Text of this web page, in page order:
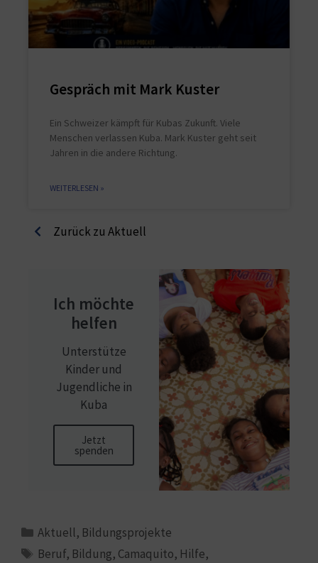
Gespräch mit Mark Kuster
Ein Schweizer kämpft für Kubas Zukunft. Viele
Menschen verlassen Kuba. Mark Kuster geht seit
Jahren in die andere Richtung.
WEITERLESEN »
Zurück zu Aktuell
Ich möchte
helfen
Unterstütze
Kinder und
Jugendliche in
Kuba
Jetzt
spenden
Aktuell, Bildungsprojekte
Beruf, Bildung, Camaquito, Hilfe,